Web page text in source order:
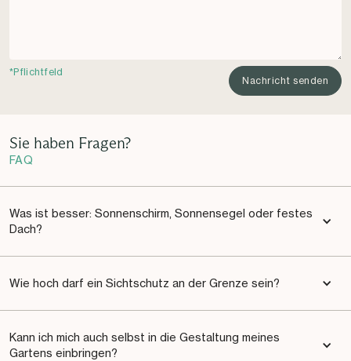
*Pflichtfeld
Sie haben Fragen?
FAQ
Was ist besser: Sonnenschirm, Sonnensegel oder festes
Dach?
Wie hoch darf ein Sichtschutz an der Grenze sein?
Kann ich mich auch selbst in die Gestaltung meines
Gartens einbringen?